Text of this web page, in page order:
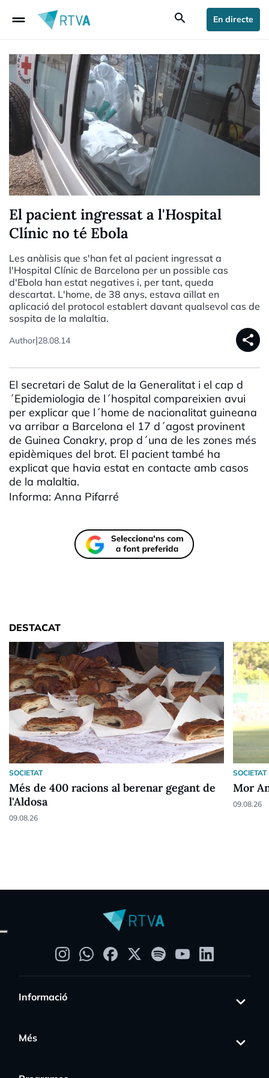
drag_handle search En directe
El pacient ingressat a l'Hospital
Clínic no té Ebola
Les anàlisis que s'han fet al pacient ingressat a
l'Hospital Clínic de Barcelona per un possible cas
d'Ebola han estat negatives i, per tant, queda
descartat. L'home, de 38 anys, estava aïllat en
aplicació del protocol establert davant qualsevol cas de
sospita de la malaltia.
Author|28.08.14 share
El secretari de Salut de la Generalitat i el cap d
´Epidemiologia de l´hospital compareixien avui
per explicar que l´home de nacionalitat guineana
va arribar a Barcelona el 17 d´agost provinent
de Guinea Conakry, prop d´una de les zones més
epidèmiques del brot. El pacient també ha
explicat que havia estat en contacte amb casos
de la malaltia.
Informa: Anna Pifarré
DESTACAT
SOCIETAT
Més de 400 racions al berenar gegant de
l'Aldosa
09.08.26
SOCIETAT
Mor
09.08.26
Informació
Més